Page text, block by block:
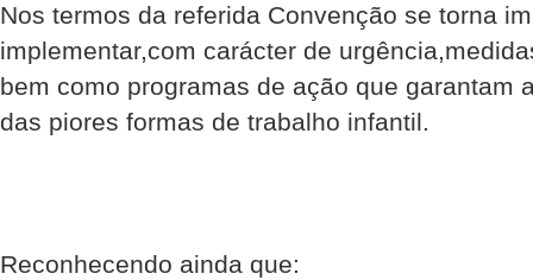
Nos termos da referida Convenção se torna
implementar,com carácter de
bem como programas de ação que garantam
das piores formas de trabalho infantil.
Reconhecendo ainda que: